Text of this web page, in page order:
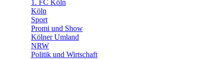
1. FC Köln
Köln
Sport
Promi und Show
Kölner Umland
NRW
Politik und Wirtschaft